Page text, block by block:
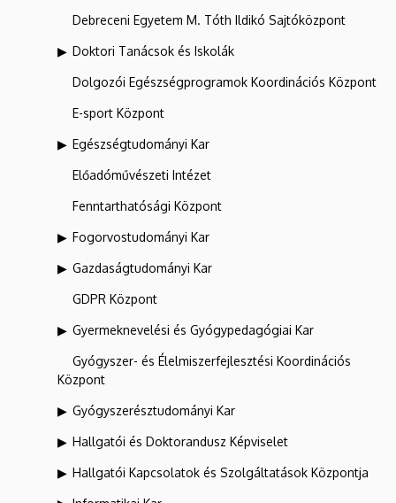
Debreceni Egyetem M. Tóth Ildikó Sajtóközpont
Doktori Tanácsok és Iskolák
Dolgozói Egészségprogramok Koordinációs Központ
E-sport Központ
Egészségtudományi Kar
Előadóművészeti Intézet
Fenntarthatósági Központ
Fogorvostudományi Kar
Gazdaságtudományi Kar
GDPR Központ
Gyermeknevelési és Gyógypedagógiai Kar
Gyógyszer- és Élelmiszerfejlesztési Koordinációs
Központ
Gyógyszerésztudományi Kar
Hallgatói és Doktorandusz Képviselet
Hallgatói Kapcsolatok és Szolgáltatások Központja